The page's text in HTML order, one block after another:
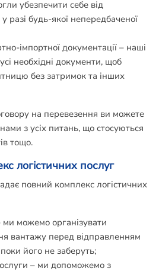
убезпечити себе від
разі будь-якої непередбаченої
імпортної документації – наші
необхідні документи, щоб
без затримок та інших
на перевезення ви можете
з усіх питань, що стосуються
тощо.
логістичних послуг
повний комплекс логістичних
ми можемо організувати
вантажу перед відправленням
його не заберуть;
– ми допоможемо з